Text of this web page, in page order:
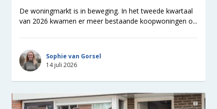
De woningmarkt is in beweging. In het tweede kwartaal
van 2026 kwamen er meer bestaande koopwoningen o...
Sophie van Gorsel
14 juli 2026